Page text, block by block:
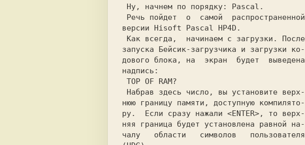
Ну, начнем по порядку: Pascal.
версии Hisoft Pascal HP4D.
запуска Бейсик-загрузчика и загрузки ко-
дового блока, на  экран  будет  выведена
нюю границу памяти, доступную компилято-
ру.  Если сразу нажали <ЕNТЕR>, то верх-
няя граница будет установлена равной на-